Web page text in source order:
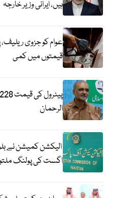
ہیں، ایرانی وزیر خارجہ
عوام کو جزوی ریلیف،
قیمتوں میں کمی
الرحمان
اگست کی پولنگ